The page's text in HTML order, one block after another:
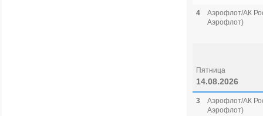
4
Аэрофлот/АК
Аэрофлот)
Пятница
14.08.2026
3
Аэрофлот/АК
Аэрофлот)